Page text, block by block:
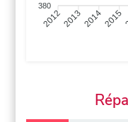
380
2012201320142015